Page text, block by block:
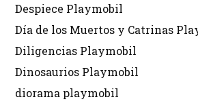
Despiece Playmobil
Día de los Muertos y Catrinas
Diligencias Playmobil
Dinosaurios Playmobil
diorama playmobil